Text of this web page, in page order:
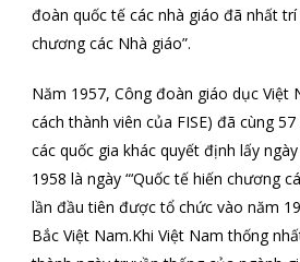
đoàn quốc tế các nhà giáo đã nhất trí
chương các Nhà giáo”.
Năm 1957, Công đoàn giáo dục Việt
cách thành viên của FISE) đã cùng
các quốc gia khác quyết định lấy
1958 là ngày “‘Quốc tế hiến chương
lần đầu tiên được tổ chức vào năm
Bắc Việt Nam.Khi Việt Nam thống